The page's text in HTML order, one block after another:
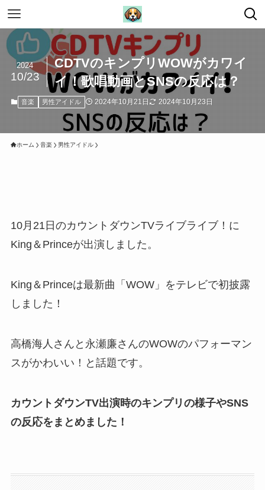
CDTVのキンプリWOWがカワイ
イ！歌唱動画とSNSの反応は？
2024
10/23
音楽 男性アイドル 2024年10月21日 2024年10月23日
ホーム 音楽 男性アイドル
10月21日のカウントダウンTVライブライブ！に
King＆Princeが出演しました。
King＆Princeは最新曲「WOW」をテレビで初披露
しました！
高橋海人さんと永瀬廉さんのWOWのパフォーマン
スがかわいい！と話題です。
カウントダウンTV出演時のキンプリの様子やSNS
の反応をまとめました！